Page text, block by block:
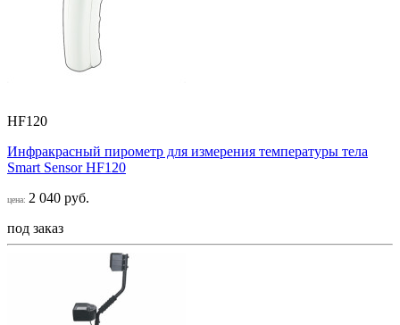
HF120
Инфракрасный пирометр для измерения температуры тела
Smart Sensor НF120
цена: 2 040 руб.
под заказ